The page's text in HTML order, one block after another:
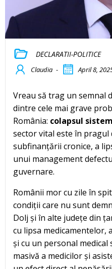
DECLARATII-POLITICE
Claudia - April 8,
Vreau să trag un semnal
dintre cele mai grave
România: colapsul
sector vital este în pragul
subfinanțării cronice, a
unui management
guvernare.
Românii mor cu zile în
condiții care nu sunt
Dolj și în alte județe din
cu lipsa medicamentelor,
și cu un personal
masivă a medicilor și